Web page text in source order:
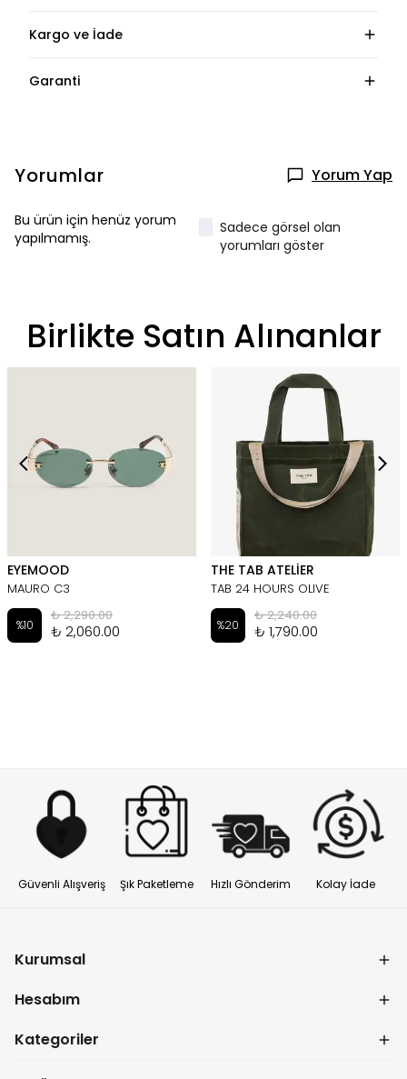
Kargo ve İade
Garanti
Yorumlar Yorum Yap
Bu ürün için henüz yorum
yapılmamış.
Sadece görsel olan
yorumları göster
Birlikte Satın Alınanlar
EYEMOOD
MAURO C3
%10
₺ 2,290.00
₺ 2,060.00
THE TAB ATELİER
TAB 24 HOURS OLIVE
%20
₺ 2,240.00
₺ 1,790.00
Güvenli Alışveriş Şık Paketleme Hızlı Gönderim Kolay İade
Kurumsal
Hesabım
Kategoriler